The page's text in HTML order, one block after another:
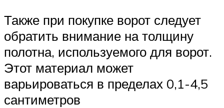
Также при покупке ворот следует
обратить внимание на толщину
полотна, используемого для ворот.
Этот материал может
варьироваться в пределах 0,1-4,5
сантиметров